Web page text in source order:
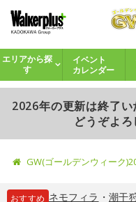
エリアから探
す
イベント
カレンダー
2026年の更新は終了
どうぞよろ
GW(ゴールデンウィーク
おすすめ ネモフィラ ・ 潮干